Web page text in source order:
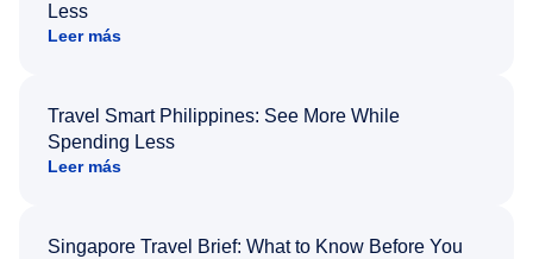
Less
Leer más
Travel Smart Philippines: See More While
Spending Less
Leer más
Singapore Travel Brief: What to Know Before You